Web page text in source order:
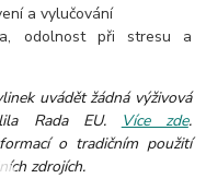
a vylučování
odolnost při stresu a
uvádět žádná výživová
Rada EU.
Více zde.
o tradičním použití
zdrojích.